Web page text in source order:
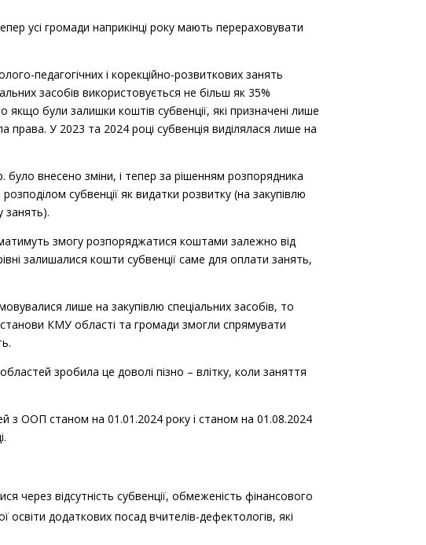
усі громади наприкінці року мають перераховувати
педагогічних і корекційно-розвиткових занять
засобів використовується не більш як 35%
якщо були залишки коштів субвенції, які призначені лише
У 2023 та 2024 році субвенція виділялася лише на
було внесено зміни, і тепер за рішенням розпорядника
субвенції як видатки розвитку (на закупівлю
занять).
матимуть змогу розпоряджатися коштами залежно від
залишалися кошти субвенції саме для оплати занять,
лише на закупівлю спеціальних засобів, то
КМУ області та громади змогли спрямувати
зробила це доволі пізно – влітку, коли заняття
з ООП станом на 01.01.2024 року і станом на 01.08.2024
через відсутність субвенції, обмеженість фінансового
додаткових посад вчителів-дефектологів, які